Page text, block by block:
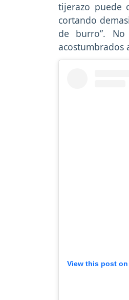
tijerazo puede
cortando
de burro”.
acostumbrados
View this post